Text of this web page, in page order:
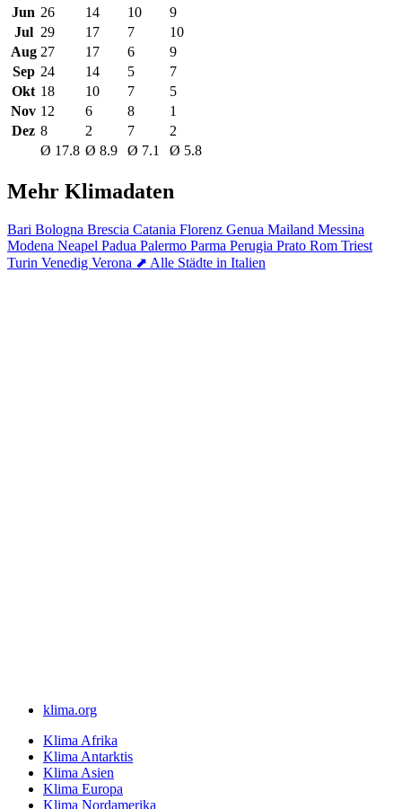
Jun 26 14 10
9
Jul 29 17 7
10
Aug 27 17 6
9
Sep 24 14 5
7
Okt 18 10 7
5
Nov 12 6 8
1
Dez 8 2 7
2
Ø 17.8 Ø 8.9 Ø 7.1 Ø 5.8
Mehr Klimadaten
Bari Bologna Brescia Catania Florenz Genua Mailand Messina
Modena Neapel Padua Palermo Parma Perugia Prato Rom Triest
Turin Venedig Verona ⬈ Alle Städte in Italien
klima.org
Klima Afrika
Klima Antarktis
Klima Asien
Klima Europa
Klima Nordamerika